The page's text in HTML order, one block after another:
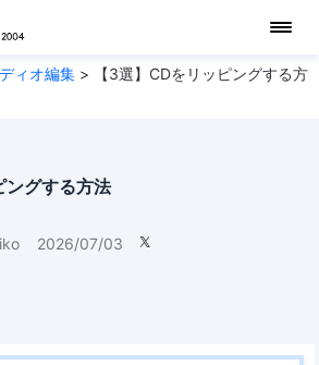
ィオ編集 > 【3選】CDをリッピングする方
ングする方法
2026/07/03 